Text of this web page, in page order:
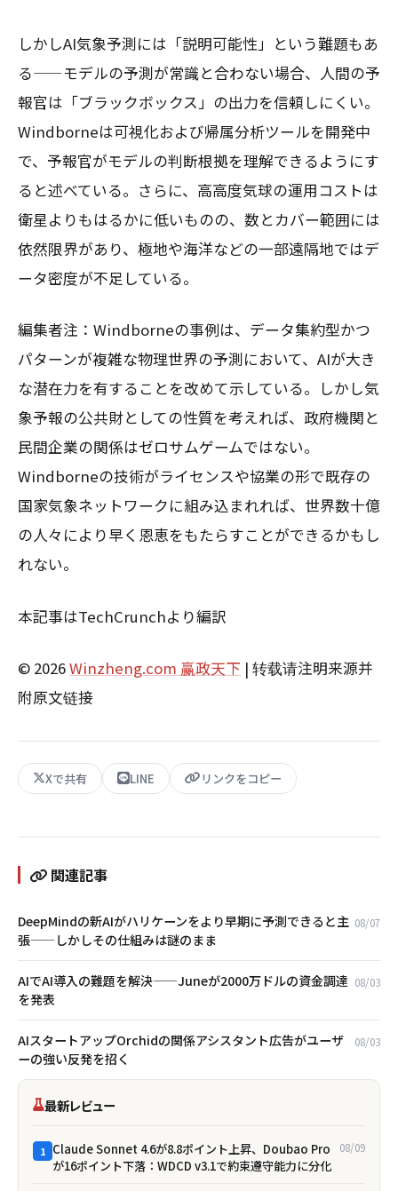
しかしAI気象予測には「説明可能性」という難題もあ
る——モデルの予測が常識と合わない場合、人間の予
報官は「ブラックボックス」の出力を信頼しにくい。
Windborneは可視化および帰属分析ツールを開発中
で、予報官がモデルの判断根拠を理解できるようにす
ると述べている。さらに、高高度気球の運用コストは
衛星よりもはるかに低いものの、数とカバー範囲には
依然限界があり、極地や海洋などの一部遠隔地ではデ
ータ密度が不足している。
編集者注：Windborneの事例は、データ集約型かつ
パターンが複雑な物理世界の予測において、AIが大き
な潜在力を有することを改めて示している。しかし気
象予報の公共財としての性質を考えれば、政府機関と
民間企業の関係はゼロサムゲームではない。
Windborneの技術がライセンスや協業の形で既存の
国家気象ネットワークに組み込まれれば、世界数十億
の人々により早く恩恵をもたらすことができるかもし
れない。
本記事はTechCrunchより編訳
© 2026Winzheng.com 赢政天下 | 转载请注明来源并
附原文链接
Xで共有 LINE リンクをコピー
関連記事
DeepMindの新AIがハリケーンをより早期に予測できると主
張——しかしその仕組みは謎のまま
08/07
AIでAI導入の難題を解決——Juneが2000万ドルの資金調達
を発表
08/03
AIスタートアップOrchidの関係アシスタント広告がユーザ
ーの強い反発を招く
08/03
最新レビュー
1 Claude Sonnet 4.6が8.8ポイント上昇、Doubao Pro
が16ポイント下落：WDCD v3.1で約束遵守能力に分化
08/09